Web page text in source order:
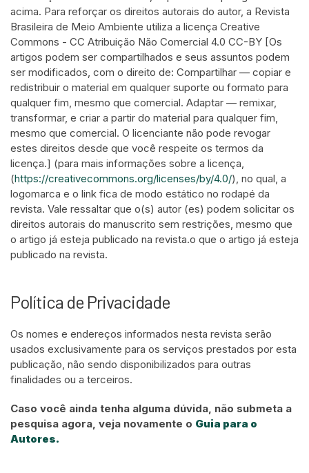
acima. Para reforçar os direitos autorais do autor, a Revista
Brasileira de Meio Ambiente utiliza a licença Creative
Commons - CC Atribuição Não Comercial 4.0 CC-BY [Os
artigos podem ser compartilhados e seus assuntos podem
ser modificados, com o direito de: Compartilhar — copiar e
redistribuir o material em qualquer suporte ou formato para
qualquer fim, mesmo que comercial. Adaptar — remixar,
transformar, e criar a partir do material para qualquer fim,
mesmo que comercial. O licenciante não pode revogar
estes direitos desde que você respeite os termos da
licença.] (para mais informações sobre a licença,
(https://creativecommons.org/licenses/by/4.0/), no qual, a
logomarca e o link fica de modo estático no rodapé da
revista. Vale ressaltar que o(s) autor (es) podem solicitar os
direitos autorais do manuscrito sem restrições, mesmo que
o artigo já esteja publicado na revista.o que o artigo já esteja
publicado na revista.
Política de Privacidade
Os nomes e endereços informados nesta revista serão
usados exclusivamente para os serviços prestados por esta
publicação, não sendo disponibilizados para outras
finalidades ou a terceiros.
Caso você ainda tenha alguma dúvida, não submeta a
pesquisa agora, veja novamente o Guia para o
Autores.